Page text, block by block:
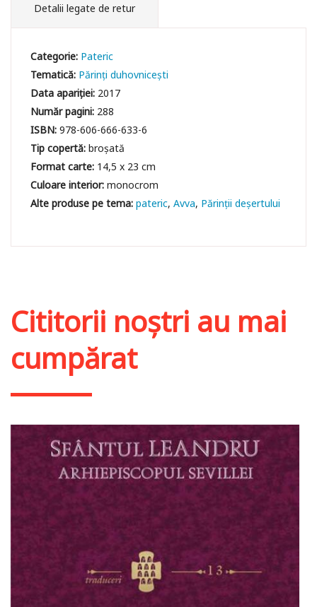
Detalii legate de retur
Categorie: Pateric
Tematică: Părinți duhovnicești
Data apariției: 2017
Număr pagini: 288
ISBN:978-606-666-633-6
Tip copertă:broșată
Format carte: 14,5 x 23 cm
Culoare interior:monocrom
pateric Avva Părinții deșertului
Cititorii noștri au mai
cumpărat